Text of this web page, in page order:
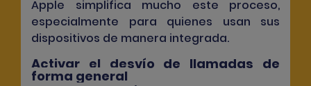
Apple simplifica mucho este proceso,
especialmente para quienes usan sus
dispositivos de manera integrada.
Activar el desvío de llamadas de
forma general